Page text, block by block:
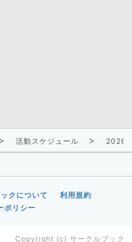
活動スケジュール 2026/
クについて
利用規約
ポリシー
Copyright (c) サークルブック